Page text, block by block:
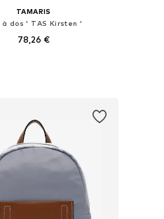
TAMARIS
à dos ' TAS Kirsten '
78,26 €